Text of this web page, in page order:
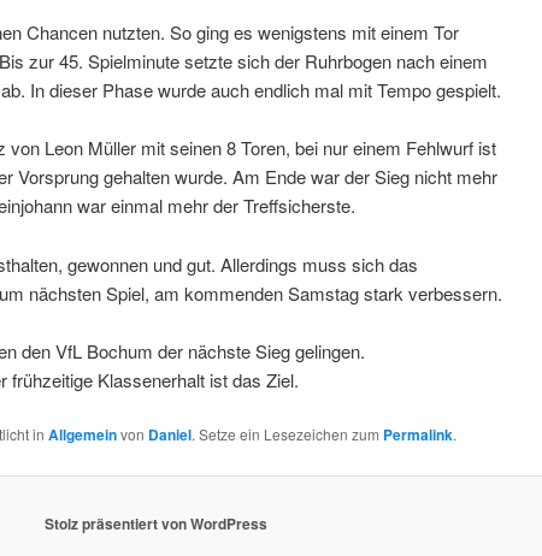
Chancen nutzten. So ging es wenigstens mit einem Tor
zur 45. Spielminute setzte sich der Ruhrbogen nach einem
In dieser Phase wurde auch endlich mal mit Tempo gespielt.
von Leon Müller mit seinen 8 Toren, bei nur einem Fehlwurf ist
Vorsprung gehalten wurde. Am Ende war der Sieg nicht mehr
war einmal mehr der Treffsicherste.
gewonnen und gut. Allerdings muss sich das
nächsten Spiel, am kommenden Samstag stark verbessern.
den VfL Bochum der nächste Sieg gelingen.
frühzeitige Klassenerhalt ist das Ziel.
in Allgemeinvon Daniel. Setze ein Lesezeichen zum Permalink.
Stolz präsentiert von WordPress